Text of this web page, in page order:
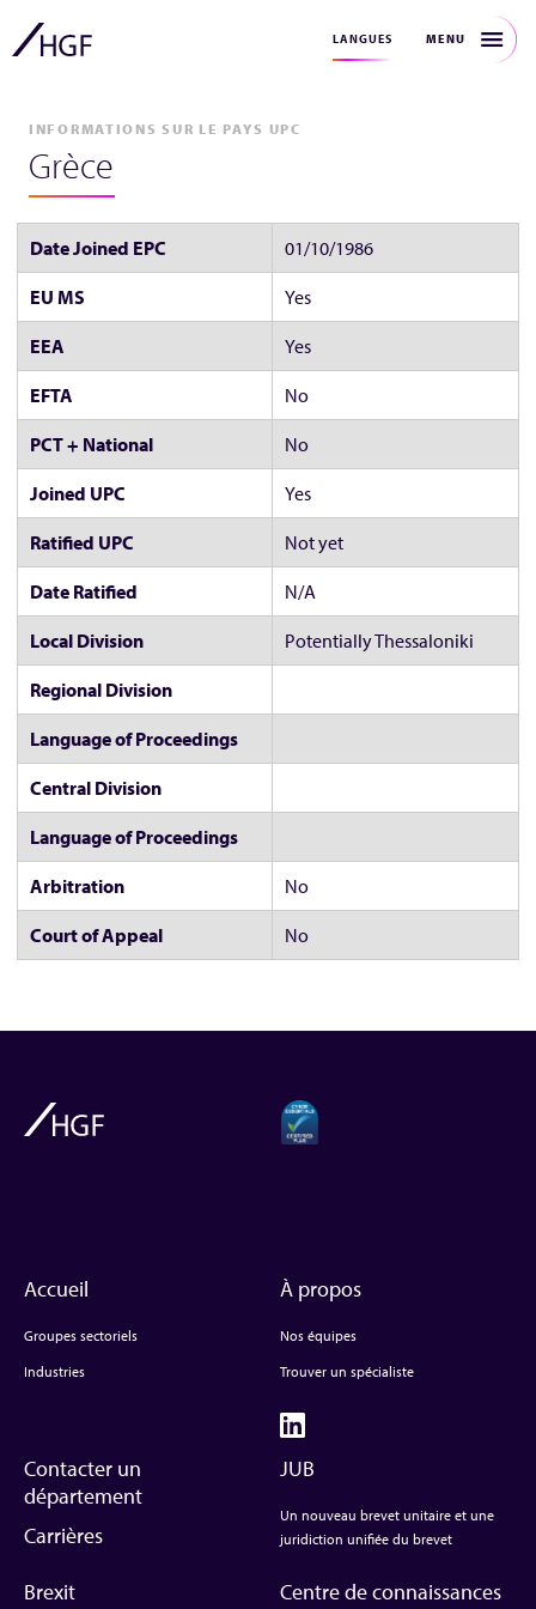
LANGUES MENU
INFORMATIONS SUR LE PAYS UPC
Grèce
Date Joined EPC 01/10/1986
EU MS Yes
EEA Yes
EFTA No
PCT + National No
Joined UPC Yes
Ratified UPC Not yet
Date Ratified N/A
Local Division Potentially Thessaloniki
Regional Division
Language of Proceedings
Central Division
Language of Proceedings
Arbitration No
Court of Appeal No
Accueil
Groupes sectoriels
Industries
À propos
Nos équipes
Trouver un spécialiste
Contacter un
département
Carrières
JUB
Un nouveau brevet unitaire et une
juridiction unifiée du brevet
Brexit Centre de connaissances